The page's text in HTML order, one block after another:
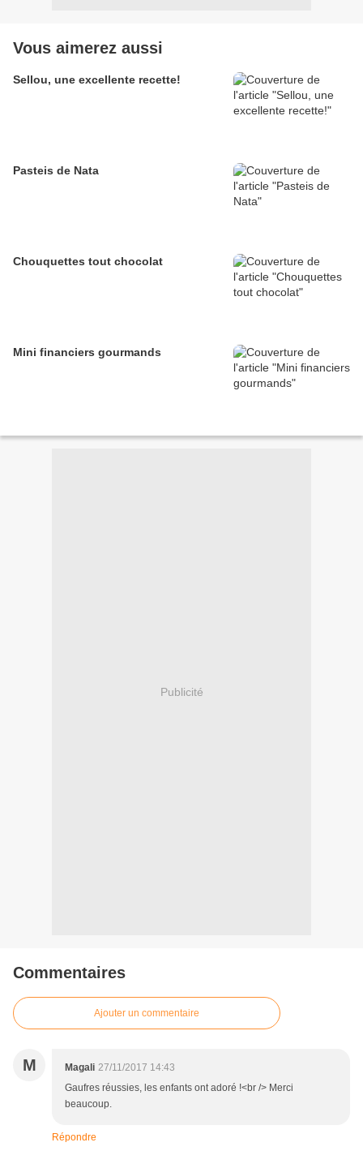
Vous aimerez aussi
Sellou, une excellente recette!
Pasteis de Nata
Chouquettes tout chocolat
Mini financiers gourmands
Publicité
Commentaires
Ajouter un commentaire
M Magali 27/11/2017 14:43
Gaufres réussies, les enfants ont adoré !<br /> Merci
beaucoup.
Répondre